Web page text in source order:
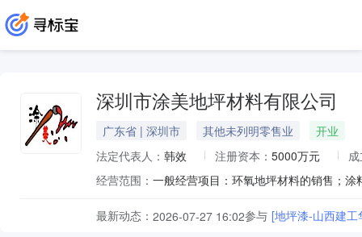
深圳市涂美地坪材料有限公司
广东省 | 深圳市 其他未列明零售业
开业
法定代表人： 韩效 注册资本： 5000万元
经营范围：
最新动态： 2026-07-27 16:02参与 [地坪漆-山西建